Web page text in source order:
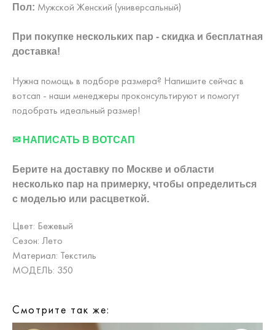
Пол: Мужской Женский (универсальный)
При покупке нескольких пар - скидка и бесплатная
доставка!
Нужна помощь в подборе размера? Напишите сейчас в
вотсап - наши менеджеры проконсультируют и помогут
подобрать идеальный размер!
✉ НАПИСАТЬ В ВОТСАП
Берите на доставку по Москве и области
несколько пар на примерку, чтобы определиться
с моделью или расцветкой.
Цвет: Бежевый
Сезон: Лето
Материал: Текстиль
МОДЕЛЬ: 350
Смотрите так же: